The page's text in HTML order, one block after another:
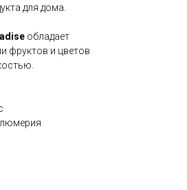
для дома.
обладает
фруктов и цветов